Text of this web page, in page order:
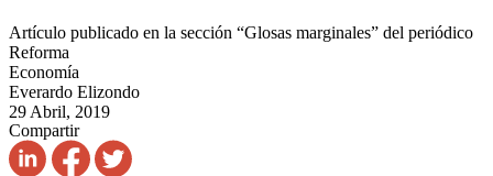
Artículo publicado en la sección “Glosas marginales” del periódico
Reforma
Economía
Everardo Elizondo
29 Abril, 2019
Compartir